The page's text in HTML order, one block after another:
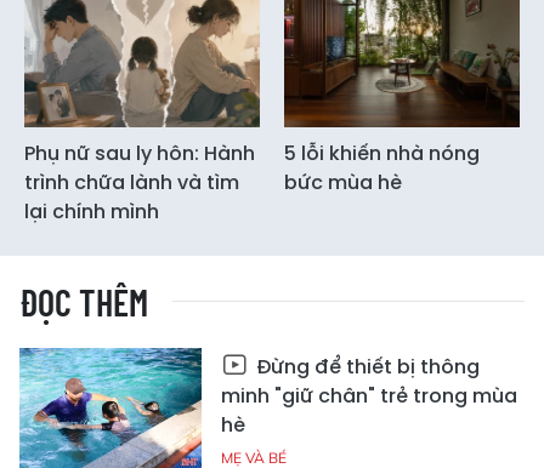
Phụ nữ sau ly hôn: Hành
trình chữa lành và tìm
lại chính mình
5 lỗi khiến nhà nóng
bức mùa hè
ĐỌC THÊM
Đừng để thiết bị thông
minh "giữ chân" trẻ trong mùa
hè
MẸ VÀ BÉ